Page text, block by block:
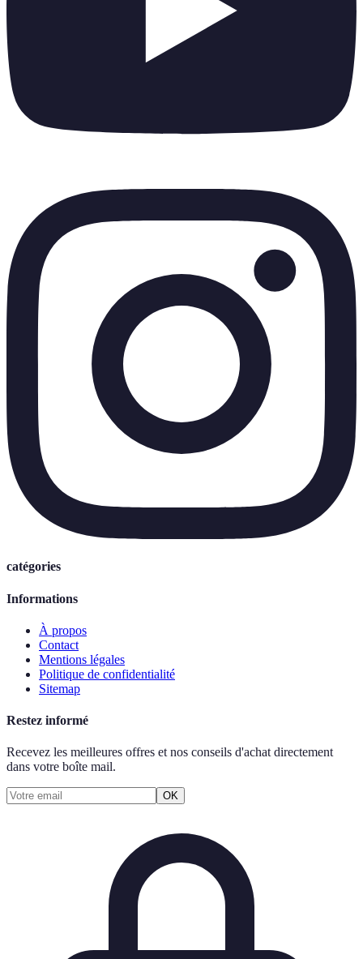
catégories
Informations
À propos
Contact
Mentions légales
Politique de confidentialité
Sitemap
Restez informé
Recevez les meilleures offres et nos conseils d'achat directement
dans votre boîte mail.
OK